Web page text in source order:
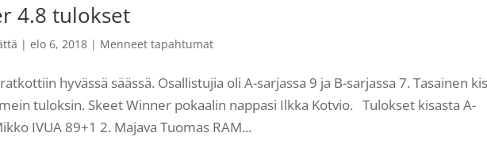
4.8 tulokset
|elo 6, 2018 | Menneet tapahtumat
hyvässä säässä. Osallistujia oli A-sarjassa 9 ja B-sarjassa 7. Tasainen
tuloksin. Skeet Winner pokaalin nappasi Ilkka Kotvio. Tulokset kisasta A-
IVUA 89+1 2. Majava Tuomas RAM...